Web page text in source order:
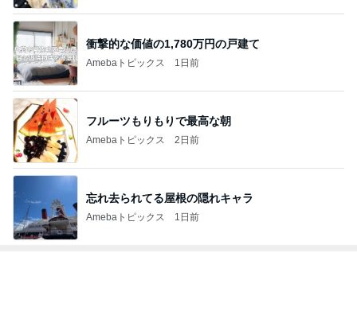
衝撃的な価値の1,780万円の戸建て
Amebaトピックス 1日前
フルーツもりもりで最高な朝
Amebaトピックス 2日前
忘れ去られてる屋根の隠れキャラ
Amebaトピックス 1日前